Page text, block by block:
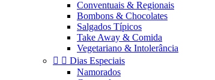
Conventuais & Regionais
Bombons & Chocolates
Salgados Típicos
Take Away & Comida
Vegetariano & Intolerância
  Dias Especiais
Namorados